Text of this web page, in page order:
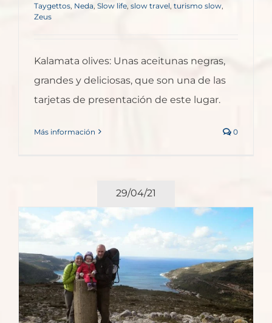
Taygettos, Neda, Slow life slow travel, turismo slow
Zeus
Kalamata olives: Unas aceitunas negras,
grandes y deliciosas, que son una de las
tarjetas de presentación de este lugar.
Más información 0
29/04/21